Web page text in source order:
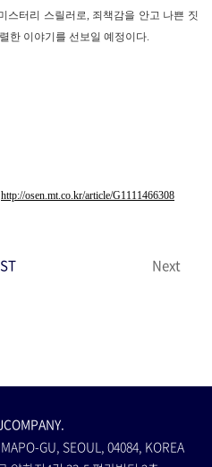
스터리 스릴러로, 죄책감을 안고 나쁜 짓
한 이야기를 선보일 예정이다.
http://osen.mt.co.kr/article/G1111466308
Next
GU, SEOUL, 04084, KOREA